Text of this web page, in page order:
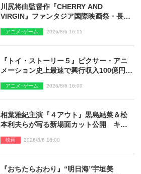
川尻将由監督作『CHERRY AND
VIRGIN』ファンタジア国際映画祭・長編
アニメ･ゲーム 2026/8/6 16:15
『トイ・ストーリー５』ピクサー・アニ
メーション史上最速で興行収入100億円突
アニメ･ゲーム 2026/8/6 16:00
相葉雅紀主演『４アウト』黒島結菜＆松
本利夫らが写る新場面カット公開 キャ
映画 2026/8/6 16:00
『おちたらおわり』“明日海”宇垣美